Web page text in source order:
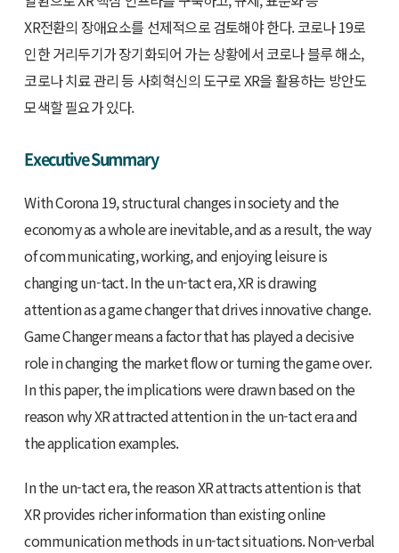
XR전환의 장애요소를 선제적으로 검토해야 한다. 코로나 19로
인한 거리두기가 장기화되어 가는 상황에서 코로나 블루 해소,
코로나 치료 관리 등 사회혁신의 도구로 XR을 활용하는 방안도
모색할 필요가 있다.
Executive Summary
With Corona 19, structural changes in society and the
economy as a whole are inevitable, and as a result, the way
of communicating, working, and enjoying leisure is
changing un-tact. In the un-tact era, XR is drawing
attention as a game changer that drives innovative change.
Game Changer means a factor that has played a decisive
role in changing the market flow or turning the game over.
In this paper, the implications were drawn based on the
reason why XR attracted attention in the un-tact era and
the application examples.
In the un-tact era, the reason XR attracts attention is that
XR provides richer information than existing online
communication methods in un-tact situations. Non-verbal